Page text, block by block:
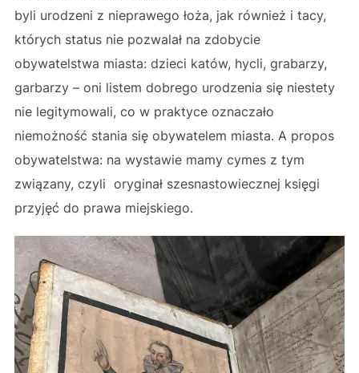
byli urodzeni z nieprawego łoża, jak również i tacy,
których status nie pozwalał na zdobycie
obywatelstwa miasta: dzieci katów, hycli, grabarzy,
garbarzy – oni listem dobrego urodzenia się niestety
nie legitymowali, co w praktyce oznaczało
niemożność stania się obywatelem miasta. A propos
obywatelstwa: na wystawie mamy cymes z tym
związany, czyli oryginał szesnastowiecznej księgi
przyjęć do prawa miejskiego.